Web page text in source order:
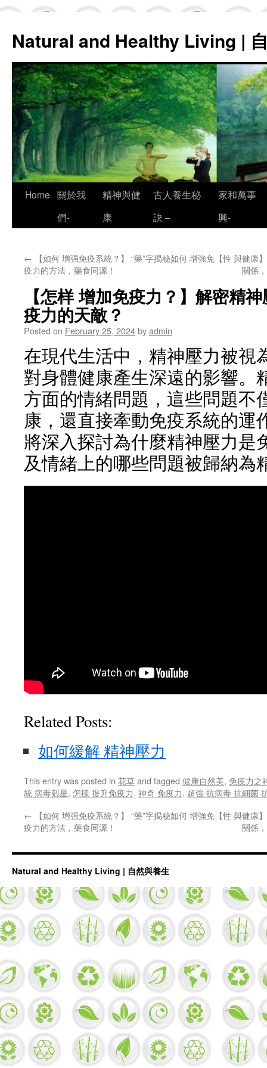
Natural and Healthy Living |
Skip
Home 關於我
們-
精神與健
康
古人養生秘
訣 –
家和萬事
興-
← 【如何 增强免疫系統？】 “藥”字揭秘如何 增強免
疫力的方法，藥食同源！
【性 與健康
關係
【怎样 增加免疫力？】解密精
疫力的天敵？
Posted on February 25, 2024byadmin
在現代生活中，精神壓力被視
對身體健康產生深遠的影響。
方面的情緒問題，這些問題不
康，還直接牽動免疫系統的運
將深入探討為什麼精神壓力是
及情緒上的哪些問題被歸納為
Related Posts:
如何緩解 精神壓力
This entry was posted in 花草and tagged 健康自然美, 免疫力之
統 病毒剋星, 怎樣 提升免疫力, 神奇 免疫力, 超強 抗病毒 抗細菌
← 【如何 增强免疫系統？】 “藥”字揭秘如何 增強免
疫力的方法，藥食同源！
【性 與健康
關係
Natural and Healthy Living | 自然與養生